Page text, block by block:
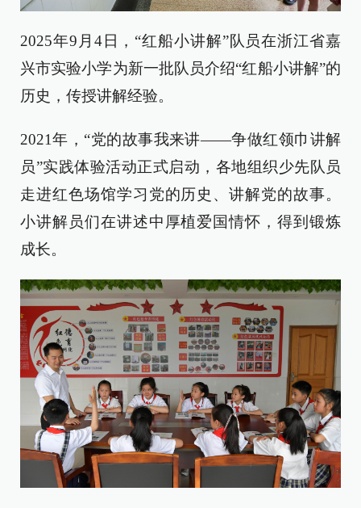
2025年9月4日，“红船小讲解”队员在浙江省嘉
兴市实验小学为新一批队员介绍“红船小讲解”的
历史，传授讲解经验。
2021年，“党的故事我来讲——争做红领巾讲解
员”实践体验活动正式启动，各地组织少先队员
走进红色场馆学习党的历史、讲解党的故事。
小讲解员们在讲述中厚植爱国情怀，得到锻炼
成长。